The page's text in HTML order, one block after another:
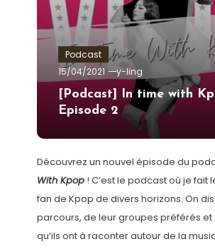
Podcast
15/04/2021
y-ling
[Podcast] In time with
Episode 2
Découvrez un nouvel épisode du
With Kpop! C’est le podcast où je fait
fan de Kpop de divers horizons. On
parcours, de leur groupes préférés et
qu’ils ont à raconter autour de la